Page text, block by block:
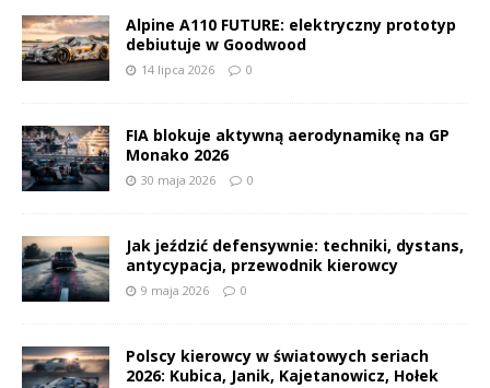
Alpine A110 FUTURE: elektryczny prototyp
debiutuje w Goodwood
14 lipca 2026 0
FIA blokuje aktywną aerodynamikę na GP
Monako 2026
30 maja 2026 0
Jak jeździć defensywnie: techniki, dystans,
antycypacja, przewodnik kierowcy
9 maja 2026 0
Polscy kierowcy w światowych seriach
2026: Kubica, Janik, Kajetanowicz, Hołek